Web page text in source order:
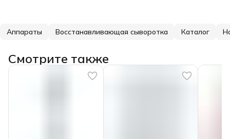
Аппараты Восстанавливающая сыворотка Каталог
Смотрите также